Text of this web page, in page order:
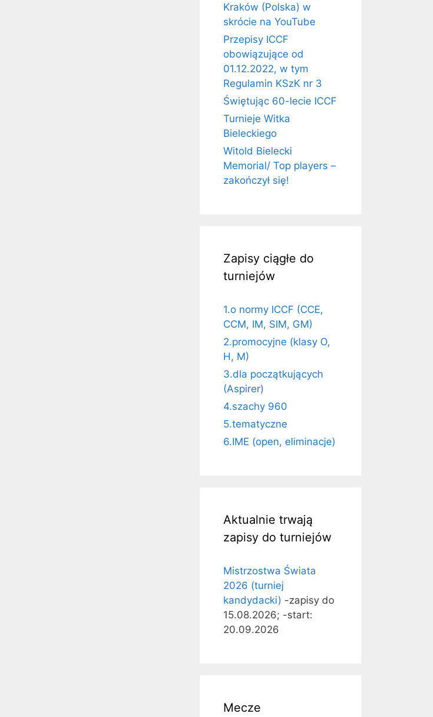
Kraków (Polska) w
skrócie na YouTube
Przepisy ICCF
obowiązujące od
01.12.2022, w tym
Regulamin KSzK nr 3
Świętując 60-lecie ICCF
Turnieje Witka
Bieleckiego
Witold Bielecki
Memorial/ Top players –
zakończył się!
Zapisy ciągłe do
turniejów
1.o normy ICCF (CCE,
CCM, IM, SIM, GM)
2.promocyjne (klasy O,
H, M)
3.dla początkujących
(Aspirer)
4.szachy 960
5.tematyczne
6.IME (open, eliminacje)
Aktualnie trwają
zapisy do turniejów
Mistrzostwa Świata
2026 (turniej
kandydacki) -zapisy do
15.08.2026; -start:
20.09.2026
Mecze